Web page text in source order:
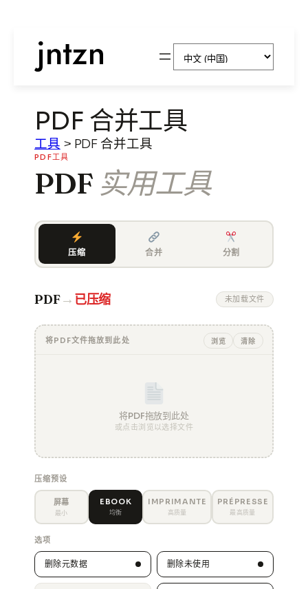
至
择
PDF 合并工具
工具 > PDF 合并工具
PDF工具
PDF 实用工具
压缩 合并 分割
PDF→ 已压缩 未加载文件
将PDF文件拖放到此处 浏览 清除
将PDF拖放到此处
或点击浏览以选择文件
压缩预设
屏幕
最小
EBOOK
均衡
IMPRIMANTE
高质量
PRÉPRESSE
最高质量
选项
删除元数据 删除未使用